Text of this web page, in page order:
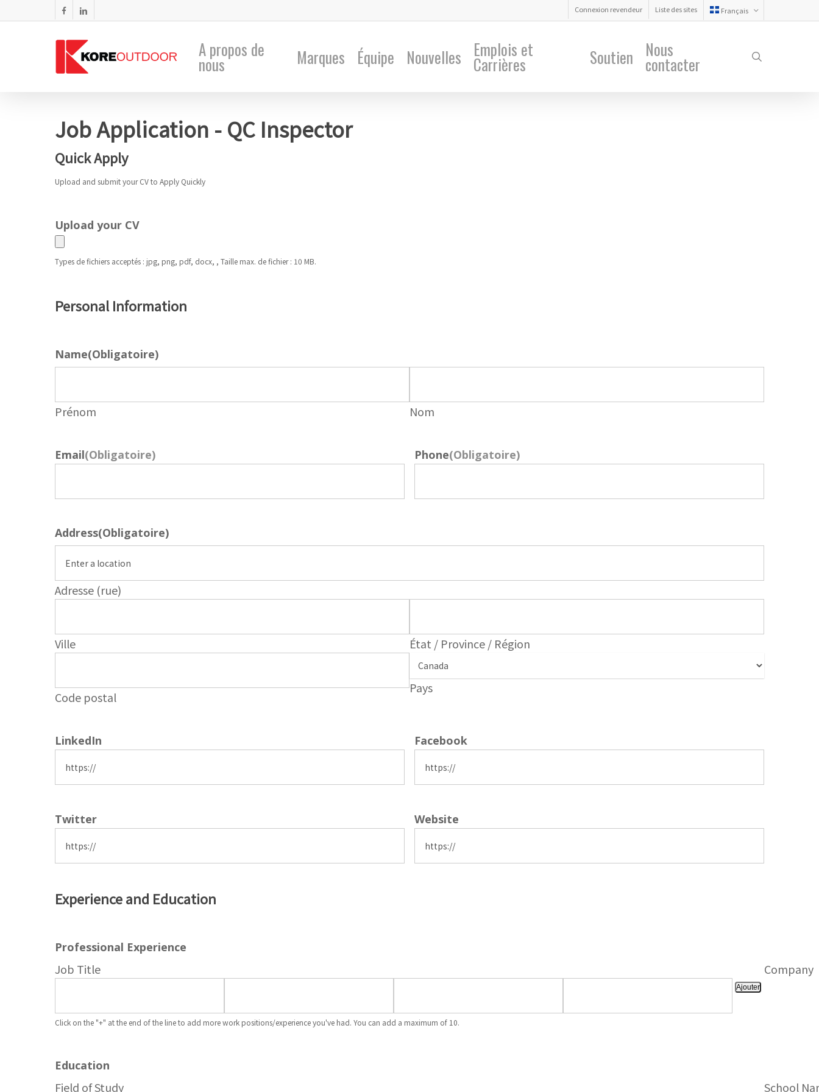
to
facebooklinkedin Connexion revendeur Liste des sites Français
A propos de
nous Marques Équipe Nouvelles Emplois et
Carrières Soutien Nous
contacter
Job Application - QC Inspector
Quick Apply
Upload and submit your CV to Apply Quickly
Upload your CV
Types de fichiers acceptés : jpg, png, pdf, docx, , Taille max. de fichier : 10 MB.
Personal Information
Name(Obligatoire)
Prénom Nom
Email(Obligatoire) Phone(Obligatoire)
Address(Obligatoire)
Adresse (rue)
Ville État / Province / Région
Code postal
Pays
LinkedIn Facebook
Twitter Website
Experience and Education
Professional Experience
Job Title Company
Ajouter
Click on the "+" at the end of the line to add more work positions/experience you've had. You can add a maximum of 10.
Education
Field of Study School